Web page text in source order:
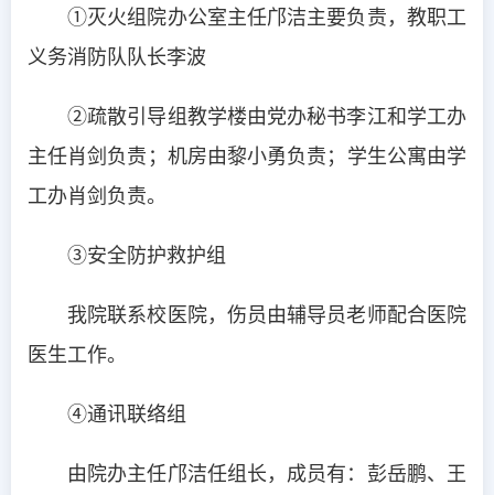
①灭火组院办公室主任邝洁主要负责，教职工
义务消防队队长李波
②疏散引导组教学楼由党办秘书李江和学工办
主任肖剑负责；机房由黎小勇负责；学生公寓由学
工办肖剑负责。
③安全防护救护组
我院联系校医院，伤员由辅导员老师配合医院
医生工作。
④通讯联络组
由院办主任邝洁任组长，成员有：彭岳鹏、王